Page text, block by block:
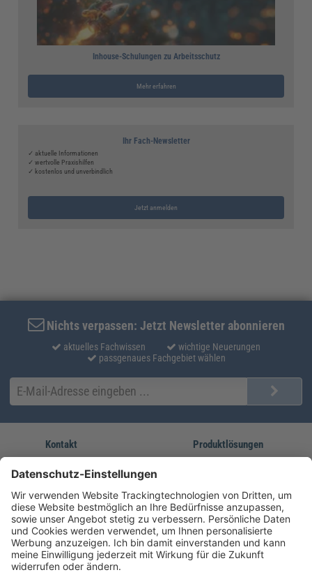
Inhouse-Schulungen zu Arbeitsschutz
Mehr erfahren
Ihr Fach-Newsletter
✓ aktuelle Informationen
✓ wertvolle Praxishilfen
✓ kostenlos und unverbindlich
Jetzt anmelden
Nichts verpassen: Jetzt Newsletter abonnieren
aktuelles Fachwissen
wichtige Neuerungen
passgenaues Fachgebiet wählen
Kontakt
service@forum-verlag.com
Mo-Do 07:30 - 17:00 Uhr
Fr 07:30 - 15:00 Uhr
Produktlösungen
Unsere Marken
Folgen Sie uns